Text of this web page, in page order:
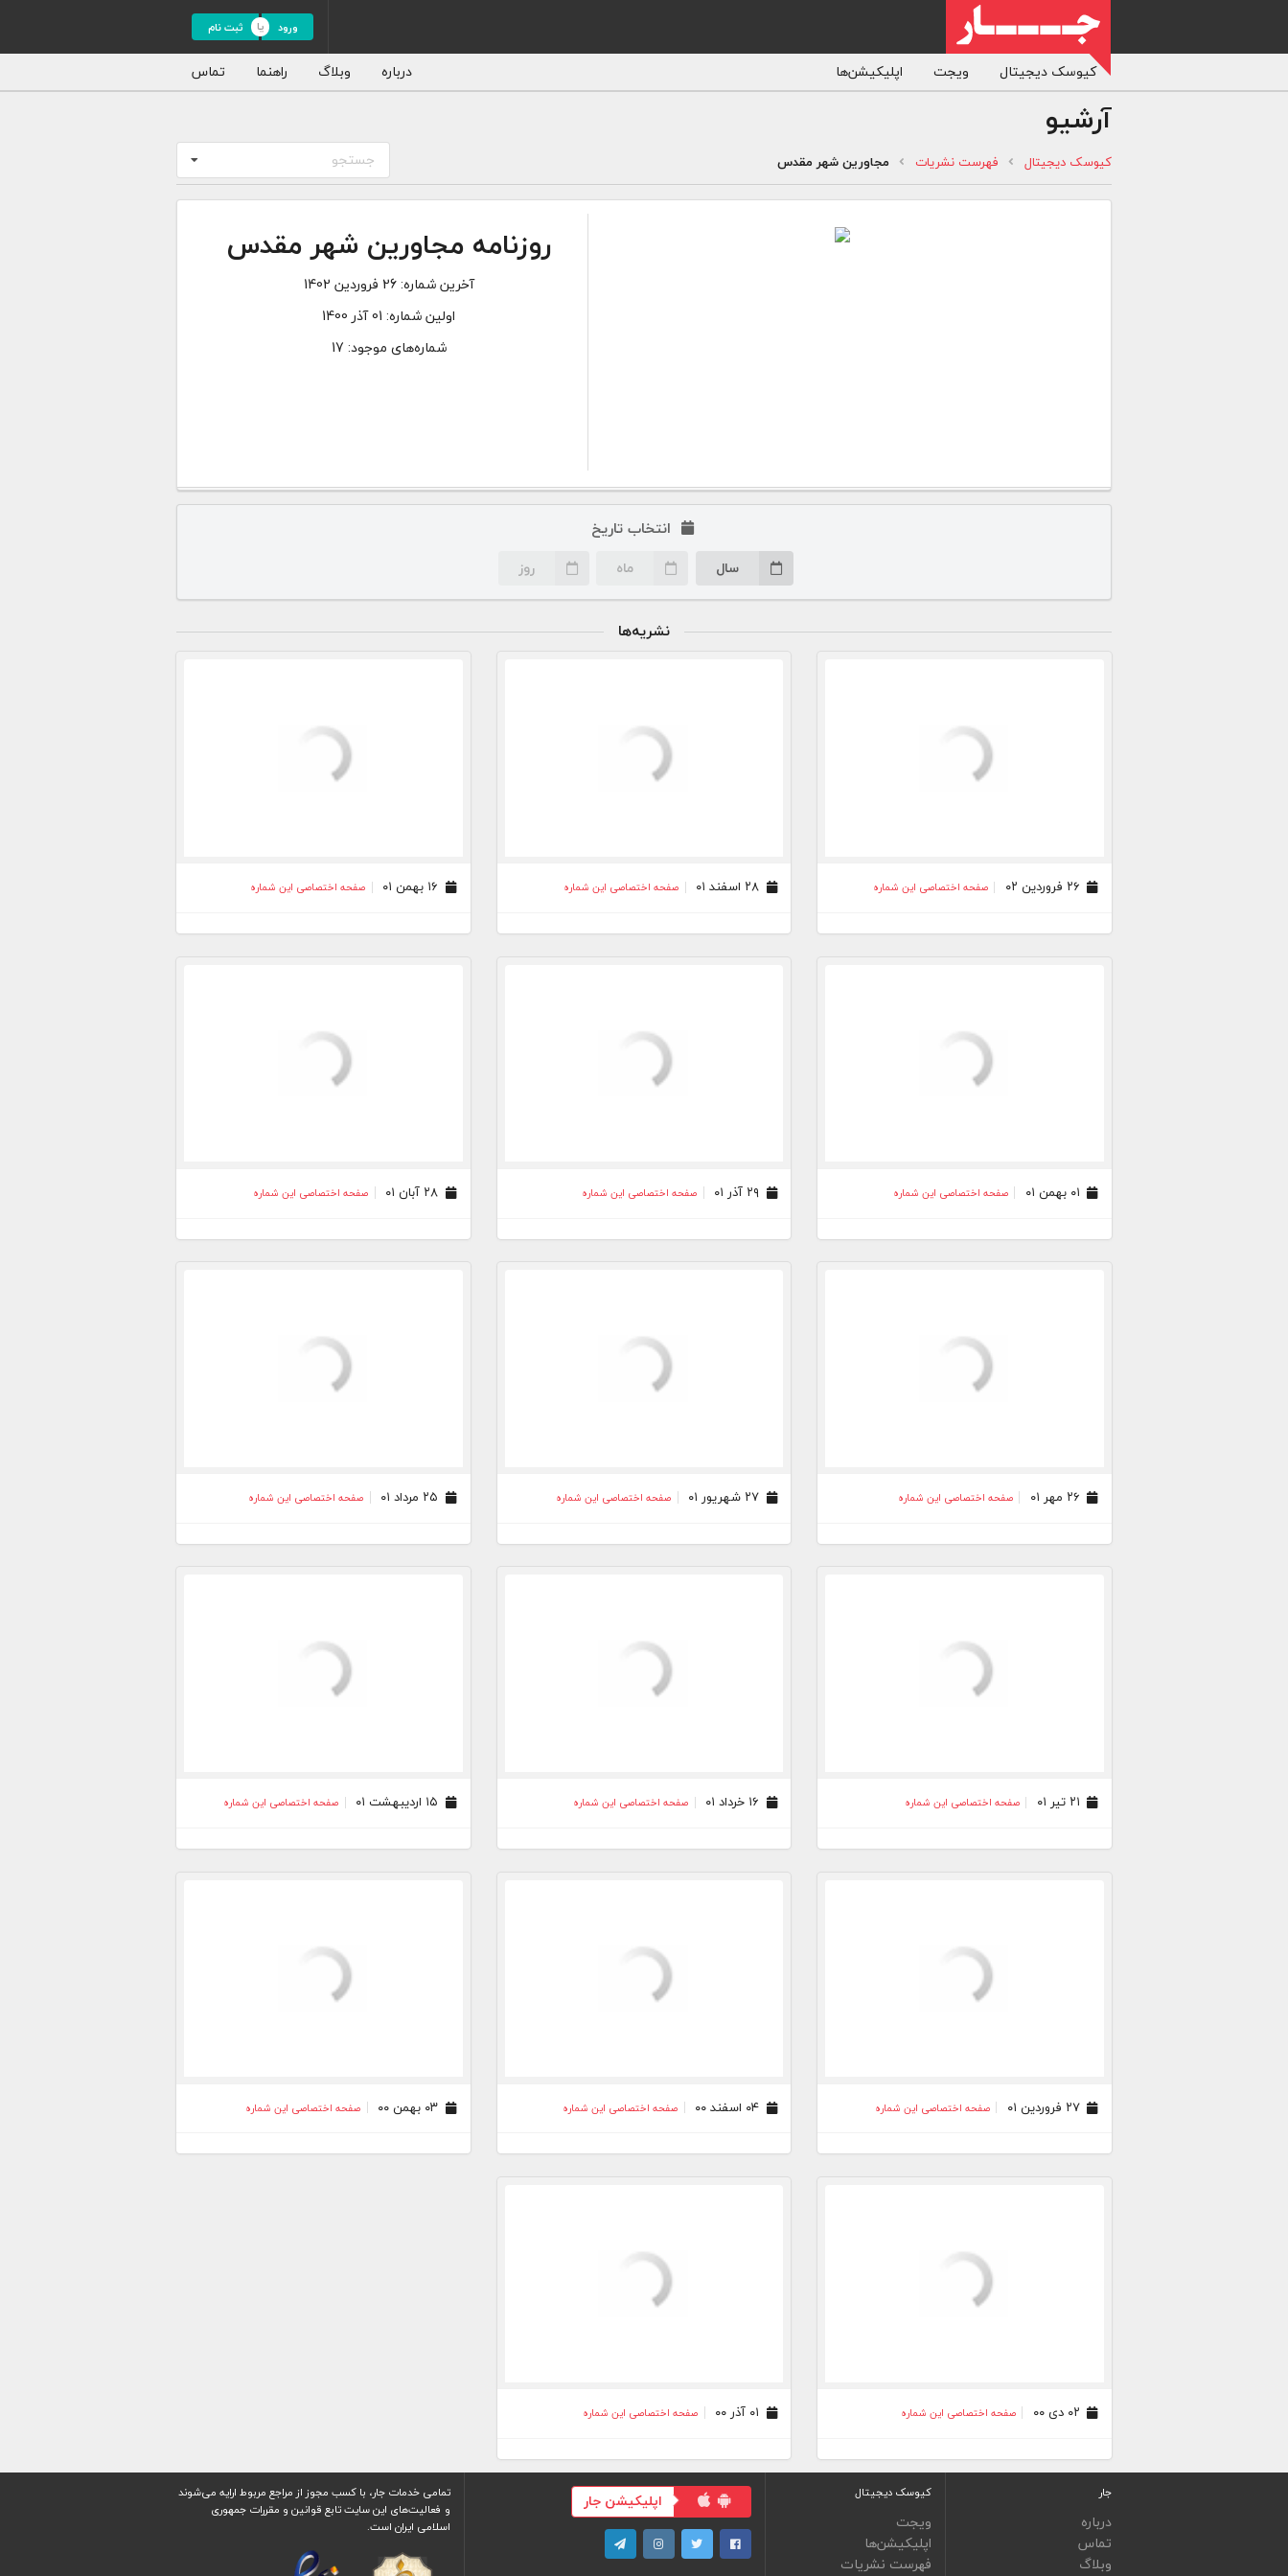
ورود ثبت نام
کیوسک دیجیتال ویجت اپلیکیشن‌ها درباره وبلاگ راهنما تماس
آرشیو
کیوسک دیجیتال فهرست نشریات مجاورین شهر مقدس جستجو
روزنامه مجاورین شهر مقدس
آخرین شماره:26 فروردین 1402
اولین شماره: 01 آذر 1400
شماره‌های موجود: 17
انتخاب تاریخ
سال ماه روز
نشریه‌ها
صفحه اختصاصی این شماره صفحه اختصاصی این شماره صفحه اختصاصی این شماره
صفحه اختصاصی این شماره صفحه اختصاصی این شماره صفحه اختصاصی این شماره
صفحه اختصاصی این شماره صفحه اختصاصی این شماره صفحه اختصاصی این شماره
صفحه اختصاصی این شماره صفحه اختصاصی این شماره صفحه اختصاصی این شماره
۲۷ فروردین ۰۱ صفحه اختصاصی این شماره صفحه اختصاصی این شماره صفحه اختصاصی این شماره
صفحه اختصاصی این شماره صفحه اختصاصی این شماره
جار
درباره
تماس
وبلاگ
کیوسک دیجیتال
ویجت
اپلیکیشن‌ها
فهرست نشریات
اپلیکیشن جار
تمامی خدمات جار، با کسب مجوز از مراجع مربوط ارایه می‌شوند
و فعاليت‌های اين سايت تابع قوانين و مقررات جمهوری
اسلامی ايران است.